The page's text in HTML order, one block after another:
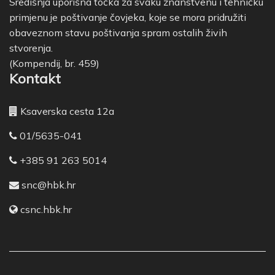
primjenu je poštivanje čovjeka, koje se mora pridružiti
obaveznom stavu poštivanja spram ostalih živih
stvorenja.
(Kompendij, br. 459)
Kontakt
Ksaverska cesta 12a
01/5635-041
+385 91 263 5014
snc@hbk.hr
csnc.hbk.hr